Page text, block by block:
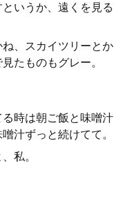
いうか、遠くを見る
、スカイツリーとか
たものもグレー。
時は朝ご飯と味噌汁
汁ずっと続けてて。
私。